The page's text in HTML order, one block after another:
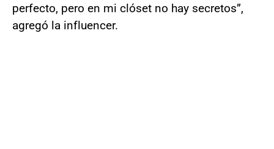
perfecto, pero en mi clóset no hay secretos”,
agregó la influencer.